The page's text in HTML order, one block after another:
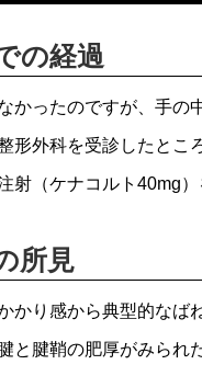
の経過
かったのですが、手の
形外科を受診したとこ
射（ケナコルト40mg
所見
かり感から典型的なば
と腱鞘の肥厚がみられ